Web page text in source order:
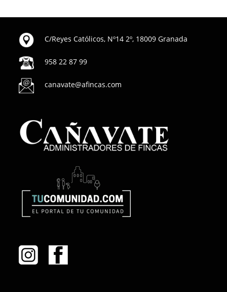
C/Reyes Católicos, Nº14 2º, 18009 Granada
958 22 87 99
canavate@afincas.com